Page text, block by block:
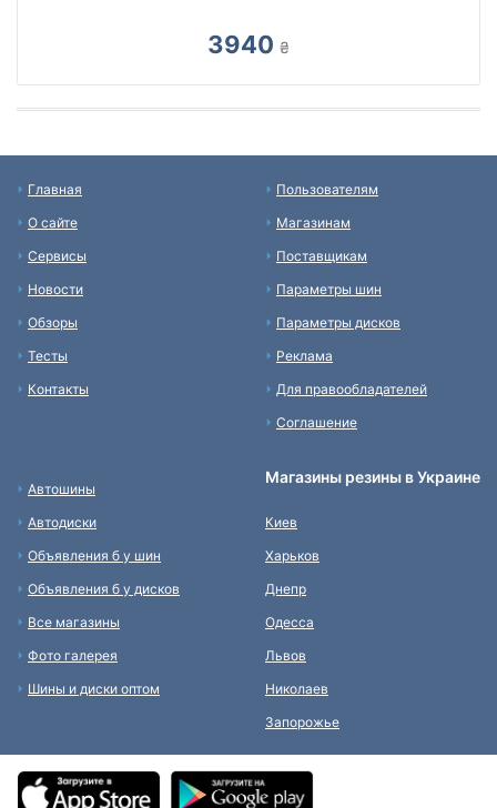
3940 ₴
Главная
О сайте
Сервисы
Новости
Обзоры
Тесты
Контакты
Пользователям
Магазинам
Поставщикам
Параметры шин
Параметры дисков
Реклама
Для правообладателей
Соглашение
Автошины
Автодиски
Объявления б у шин
Объявления б у дисков
Все магазины
Фото галерея
Шины и диски оптом
Магазины резины в Украине
Киев
Харьков
Днепр
Одесса
Львов
Николаев
Запорожье